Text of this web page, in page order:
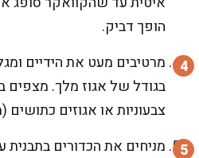
הופך דביק.
מרטיבים מעט את הידיים
בגודל של אגוז מלך. מצפים
צבעוניות או אגוזים
מניחים את הכדורים בתבנית